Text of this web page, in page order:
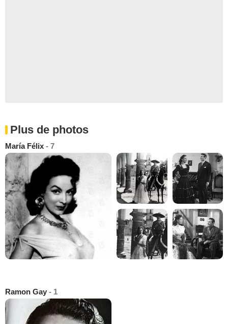
Plus de photos
María Félix - 7
Ramon Gay - 1